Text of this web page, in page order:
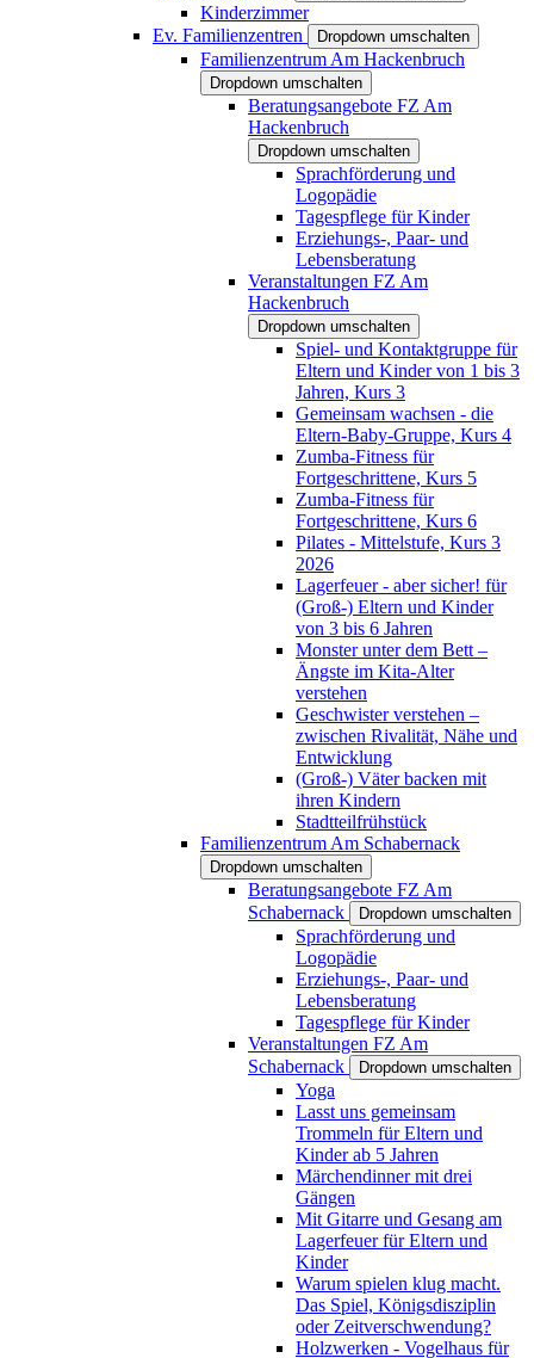
Kinderzimmer
Ev. Familienzentren
Dropdown umschalten
Familienzentrum Am Hackenbruch
Dropdown umschalten
Beratungsangebote FZ Am
Hackenbruch
Dropdown umschalten
Sprachförderung und
Logopädie
Tagespflege für Kinder
Erziehungs-, Paar- und
Lebensberatung
Veranstaltungen FZ Am
Hackenbruch
Dropdown umschalten
Spiel- und Kontaktgruppe für
Eltern und Kinder von 1 bis 3
Jahren, Kurs 3
Gemeinsam wachsen - die
Eltern-Baby-Gruppe, Kurs 4
Zumba-Fitness für
Fortgeschrittene, Kurs 5
Zumba-Fitness für
Fortgeschrittene, Kurs 6
Pilates - Mittelstufe, Kurs 3
2026
Lagerfeuer - aber sicher! für
(Groß-) Eltern und Kinder
von 3 bis 6 Jahren
Monster unter dem Bett –
Ängste im Kita-Alter
verstehen
Geschwister verstehen –
zwischen Rivalität, Nähe und
Entwicklung
(Groß-) Väter backen mit
ihren Kindern
Stadtteilfrühstück
Familienzentrum Am Schabernack
Dropdown umschalten
Beratungsangebote FZ Am
Schabernack
Dropdown umschalten
Sprachförderung und
Logopädie
Erziehungs-, Paar- und
Lebensberatung
Tagespflege für Kinder
Veranstaltungen FZ Am
Schabernack
Dropdown umschalten
Yoga
Lasst uns gemeinsam
Trommeln für Eltern und
Kinder ab 5 Jahren
Märchendinner mit drei
Gängen
Mit Gitarre und Gesang am
Lagerfeuer für Eltern und
Kinder
Warum spielen klug macht.
Das Spiel, Königsdisziplin
oder Zeitverschwendung?
Holzwerken - Vogelhaus für